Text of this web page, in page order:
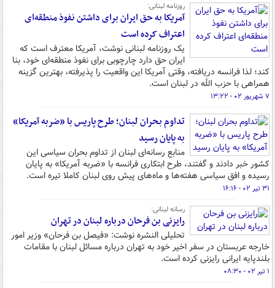
روزنامه لبنانی:
آمریکا به حق ایران برای داشتن نفوذ منطقه‌ای
اعتراف کرده است
یک روزنامه لبنانی نوشت، آمریکا معترف است که
ایران حق دارد چارچوبی برای نفوذ منطقه‌ای خود، بنا
کند؛ لذا فرانسه دریافته، وقتی آمریکا این واقعیت را پذیرفته، بهترین گزینه
همراهی با حزب الله در لبنان است.
۷ شهریور ۰۲ - ۱۳:۲۲
تداوم بحران لبنان؛ طرح پاریس با «ضربه آمریکا»
به پایان رسید
منابع رسانه‌ای لبنان از تداوم بحران سیاسی این
کشور خبر دادند و گفتند، طرح ابتکاری فرانسه با «ضربه آمریکا» به پایان
رسیده و افق سیاسی هفته‌ها و ماه‌های پیش روی لبنان کاملا تیره است.
۳۱ تیر ۰۲ - ۱۶:۱۶
رسانه لبنانی:
رایزنی بن فرحان درباره لبنان در تهران
تحلیلی النشره نوشت: «فیصل بن فرحان» وزیر امور
خارجه عربستان در سفر اخیر خود به تهران درباره مسائل لبنان با مقامات
بلندپایه ایرانی رایزنی کرده است.
۱ تیر ۰۲ - ۰۸:۳۰